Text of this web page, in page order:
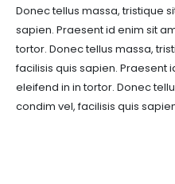
Donec tellus massa, tristique
sapien. Praesent id enim sit
tortor. Donec tellus massa,
facilisis quis sapien. Praesent
eleifend in in tortor. Donec
condim vel, facilisis quis